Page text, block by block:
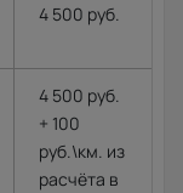
4 500 руб.
4 500 руб.
+ 100
руб.\км. из
расчёта в